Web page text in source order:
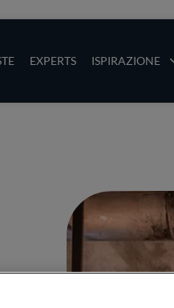
EXPERTS ISPIRAZIONE